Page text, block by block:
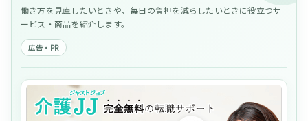
働き方を見直したいときや、毎日の負担を減らしたいときに役立つサ
ービス・商品を紹介します。
広告・PR